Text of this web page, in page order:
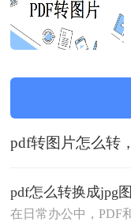
在日常办公中，PDF